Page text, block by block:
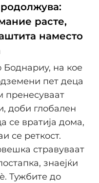
расте,
наместо
Боднариу, на кое
пет деца
пренесуваат
доби глобален
се вратија дома,
се реткост.
стравуваат
знаејќи
Тужбите до